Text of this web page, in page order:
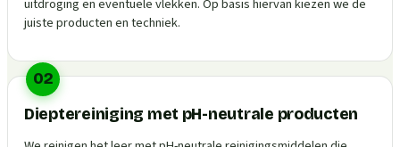
uitdroging en eventuele vlekken. Op basis hiervan kiezen we de
juiste producten en techniek.
02
Dieptereiniging met pH-neutrale producten